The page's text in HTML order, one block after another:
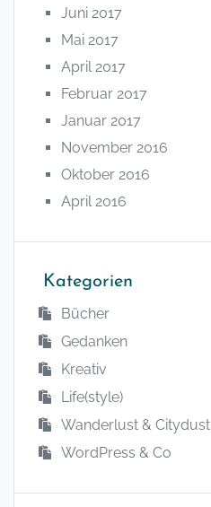
Juni 2017
Mai 2017
April 2017
Februar 2017
Januar 2017
November 2016
Oktober 2016
April 2016
Kategorien
Bücher
Gedanken
Kreativ
Life(style)
Wanderlust & Citydust
WordPress & Co